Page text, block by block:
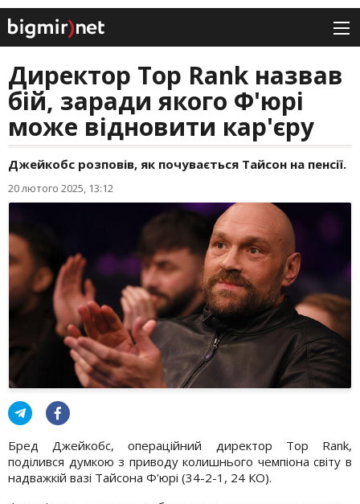
Директор Top Rank назвав
бій, заради якого Ф'юрі
може відновити кар'єру
Джейкобс розповів, як почувається Тайсон на пенсії.
20 лютого 2025, 13:12
Бред Джейкобс, операційний директор Top Rank,
поділився думкою з приводу колишнього чемпіона світу в
надважкій вазі Тайсона Ф'юрі (34-2-1, 24 КО).